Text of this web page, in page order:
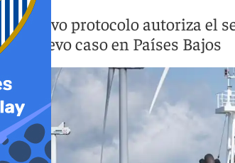
El nuevo protocolo autoriza el
un nuevo caso en Países Bajos